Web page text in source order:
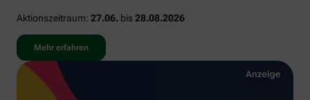
Aktionszeitraum: 27.06. bis 28.08.2026
Mehr erfahren